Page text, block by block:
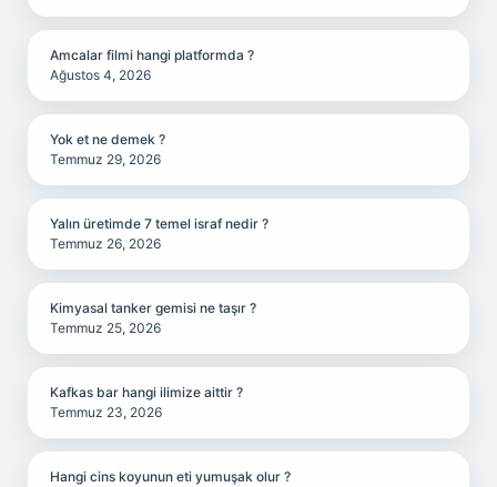
Amcalar filmi hangi platformda ?
Ağustos 4, 2026
Yok et ne demek ?
Temmuz 29, 2026
Yalın üretimde 7 temel israf nedir ?
Temmuz 26, 2026
Kimyasal tanker gemisi ne taşır ?
Temmuz 25, 2026
Kafkas bar hangi ilimize aittir ?
Temmuz 23, 2026
Hangi cins koyunun eti yumuşak olur ?